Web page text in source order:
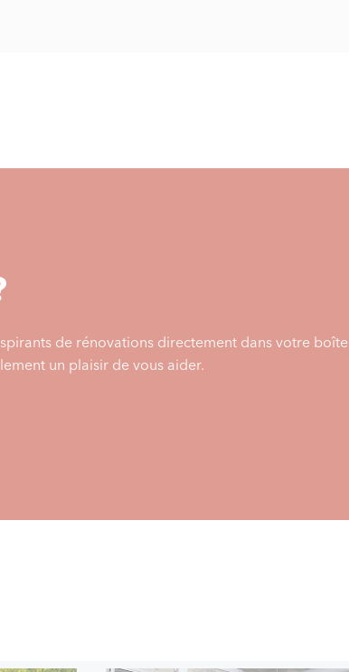
de rénovations directement dans votre boîte
un plaisir de vous aider.